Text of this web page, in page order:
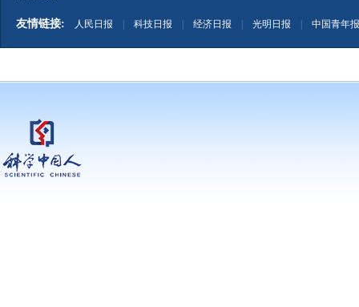
友情链接: 人民日报 科技日报 经济日报 光明日报 中国青年报